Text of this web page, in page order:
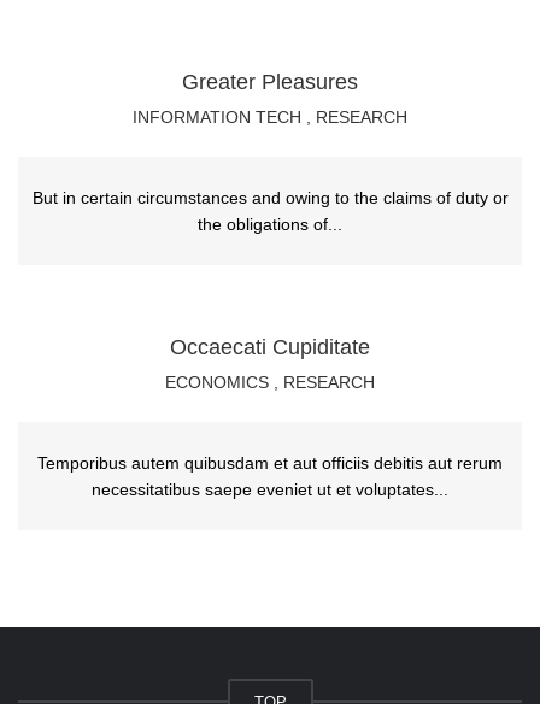
Greater Pleasures
INFORMATION TECH RESEARCH
But in certain circumstances and owing to the claims of duty or
the obligations of...
Occaecati Cupiditate
ECONOMICS RESEARCH
Temporibus autem quibusdam et aut officiis debitis aut rerum
necessitatibus saepe eveniet ut et voluptates...